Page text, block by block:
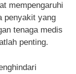
mempengaruhi
penyakit yang
tenaga medis
penting.